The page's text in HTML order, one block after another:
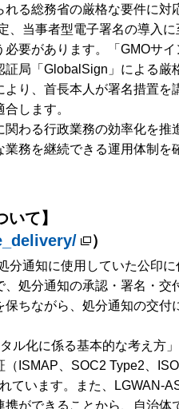
る総務省の厳格な要件に対
当事者型電子署名の導入に
要があります。「GMOサ
局「GlobalSign」による厳
り、首長本人が署名措置を
します。
わる行政業務の効率化を推
務を継続できる運用体制を
て】
）
通知に使用していた公印に
処分通知の承認・署名・交
ちながら、処分通知の交付
ル化に係る基本的な考え方
ISMAP、SOC2 Type2、
ています。また、LGWAN-
ができることから、自治体